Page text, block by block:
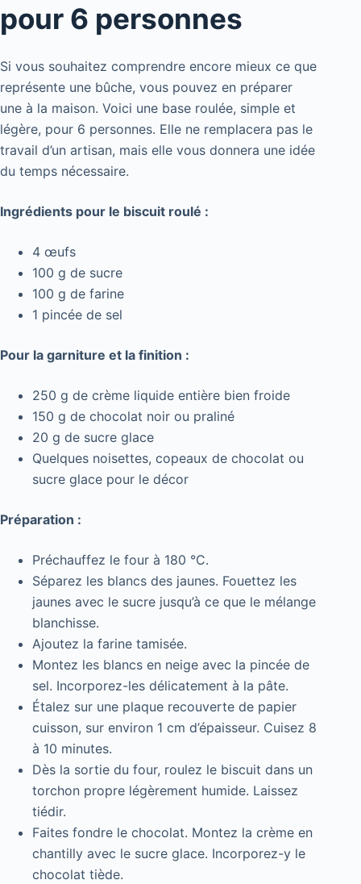
pour 6 personnes
Si vous souhaitez comprendre encore mieux ce que
représente une bûche, vous pouvez en préparer
une à la maison. Voici une base roulée, simple et
légère, pour 6 personnes. Elle ne remplacera pas le
travail d’un artisan, mais elle vous donnera une idée
du temps nécessaire.
Ingrédients pour le biscuit roulé :
4 œufs
100 g de sucre
100 g de farine
1 pincée de sel
Pour la garniture et la finition :
250 g de crème liquide entière bien froide
150 g de chocolat noir ou praliné
20 g de sucre glace
Quelques noisettes, copeaux de chocolat ou
sucre glace pour le décor
Préparation :
Préchauffez le four à 180 °C.
Séparez les blancs des jaunes. Fouettez les
jaunes avec le sucre jusqu’à ce que le mélange
blanchisse.
Ajoutez la farine tamisée.
Montez les blancs en neige avec la pincée de
sel. Incorporez-les délicatement à la pâte.
Étalez sur une plaque recouverte de papier
cuisson, sur environ 1 cm d’épaisseur. Cuisez 8
à 10 minutes.
Dès la sortie du four, roulez le biscuit dans un
torchon propre légèrement humide. Laissez
tiédir.
Faites fondre le chocolat. Montez la crème en
chantilly avec le sucre glace. Incorporez-y le
chocolat tiède.